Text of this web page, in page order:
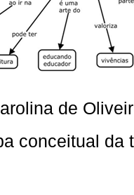
de
conceitual da